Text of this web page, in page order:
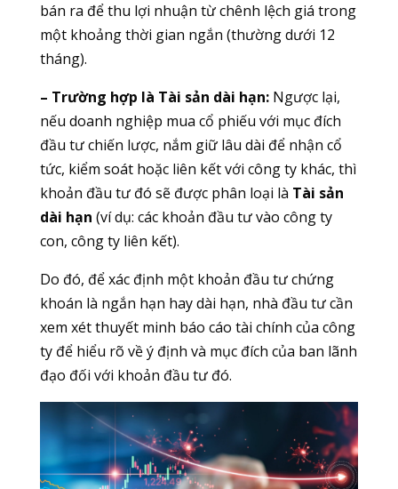
bán ra để thu lợi nhuận từ chênh lệch giá trong
một khoảng thời gian ngắn (thường dưới 12
tháng).
– Trường hợp là Tài sản dài hạn:Ngược lại,
nếu doanh nghiệp mua cổ phiếu với mục đích
đầu tư chiến lược, nắm giữ lâu dài để nhận cổ
tức, kiểm soát hoặc liên kết với công ty khác, thì
khoản đầu tư đó sẽ được phân loại là Tài sản
dài hạn (ví dụ: các khoản đầu tư vào công ty
con, công ty liên kết).
Do đó, để xác định một khoản đầu tư chứng
khoán là ngắn hạn hay dài hạn, nhà đầu tư cần
xem xét thuyết minh báo cáo tài chính của công
ty để hiểu rõ về ý định và mục đích của ban lãnh
đạo đối với khoản đầu tư đó.